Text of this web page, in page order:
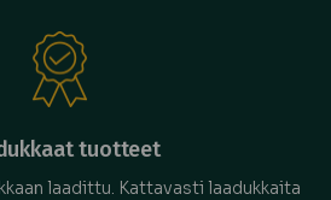
tuotteet
laadittu. Kattavasti laadukkaita